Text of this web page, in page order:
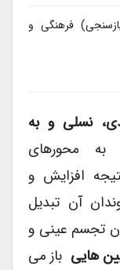
فرهنگی و
نسلی و به
محورهای
افزایش و
آن تبدیل
تجسم عینی و
هاییباز می